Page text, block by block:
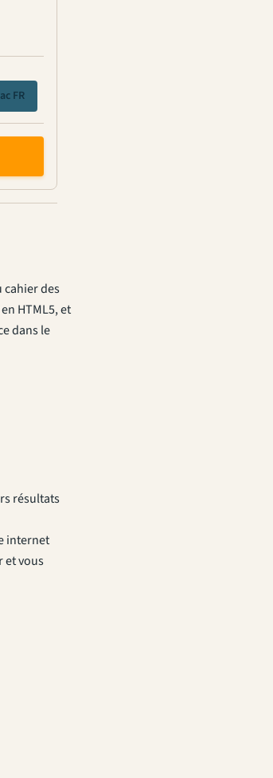
FR
cahier des
HTML5, et
dans le
résultats
internet
et vous